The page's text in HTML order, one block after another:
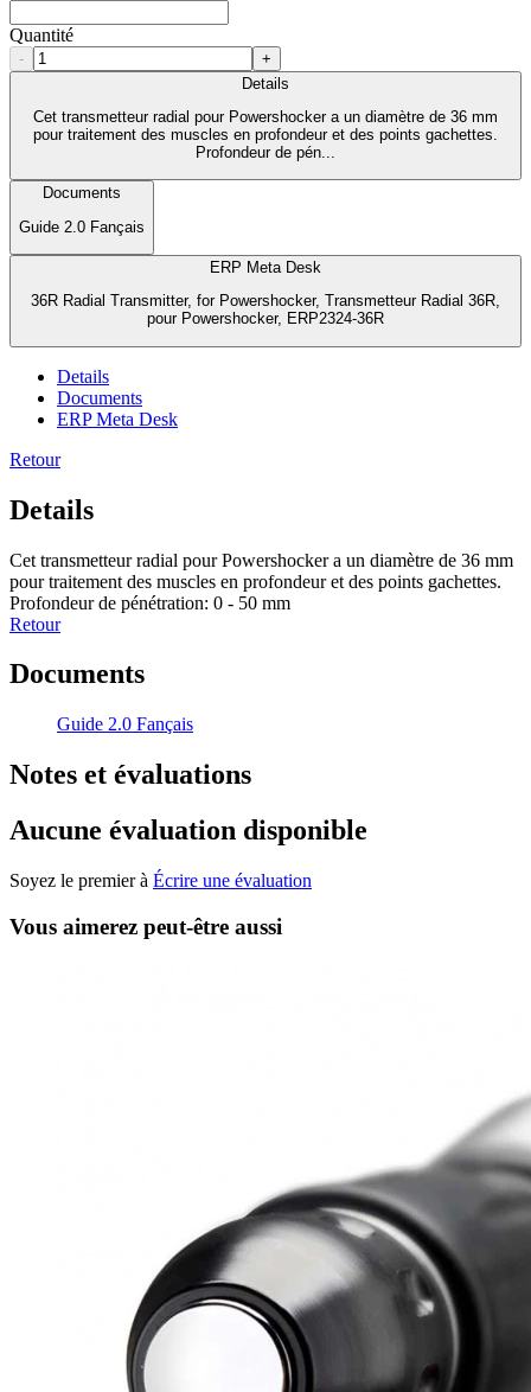
Quantité
-
+
Details
Cet transmetteur radial pour Powershocker a un diamètre de 36 mm
pour traitement des muscles en profondeur et des points gachettes.
Profondeur de pén...
Documents
Guide 2.0 Fançais
ERP Meta Desk
36R Radial Transmitter, for Powershocker, Transmetteur Radial 36R,
pour Powershocker, ERP2324-36R
Details
Documents
ERP Meta Desk
Retour
Details
Cet transmetteur radial pour Powershocker a un diamètre de 36 mm
pour traitement des muscles en profondeur et des points gachettes.
Profondeur de pénétration: 0 - 50 mm
Retour
Documents
Guide 2.0 Fançais
Notes et évaluations
Aucune évaluation disponible
Soyez le premier à Écrire une évaluation
Vous aimerez peut-être aussi